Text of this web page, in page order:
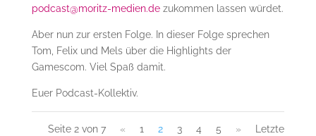
podcast@moritz-medien.dezukommen lassen würdet.
Aber nun zur ersten Folge. In dieser Folge sprechen
Tom, Felix und Mels über die Highlights der
Gamescom. Viel Spaß damit.
Euer Podcast-Kollektiv.
Seite 2 von 7 « 1 2 3 4 5 »
Letzte